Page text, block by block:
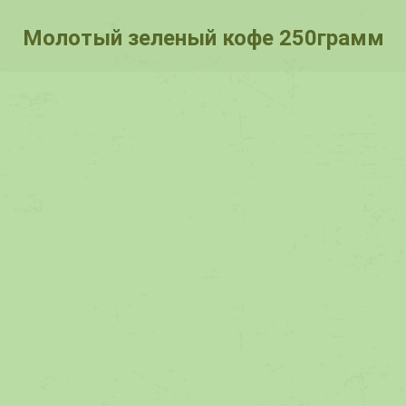
Молотый зеленый кофе 250грамм